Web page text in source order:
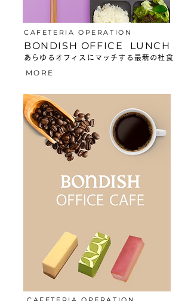
CAFETERIA OPERATION
BONDISH OFFICE LUNCH
あらゆるオフィスにマッチする最新の社食
MORE
BONDISH OFFICE CAFE